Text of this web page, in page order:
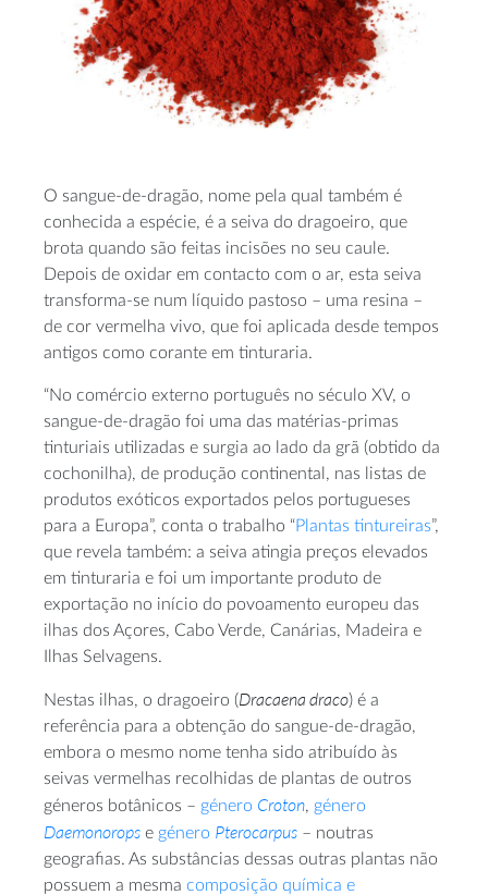
O sangue-de-dragão, nome pela qual também é
conhecida a espécie, é a seiva do dragoeiro, que
brota quando são feitas incisões no seu caule.
Depois de oxidar em contacto com o ar, esta seiva
transforma-se num líquido pastoso – uma resina –
de cor vermelha vivo, que foi aplicada desde tempos
antigos como corante em tinturaria.
“No comércio externo português no século XV, o
sangue-de-dragão foi uma das matérias-primas
tinturiais utilizadas e surgia ao lado da grã (obtido da
cochonilha), de produção continental, nas listas de
produtos exóticos exportados pelos portugueses
para a Europa”, conta o trabalho “Plantas tintureiras”,
que revela também: a seiva atingia preços elevados
em tinturaria e foi um importante produto de
exportação no início do povoamento europeu das
ilhas dos Açores, Cabo Verde, Canárias, Madeira e
Ilhas Selvagens.
Nestas ilhas, o dragoeiro (Dracaena draco) é a
referência para a obtenção do sangue-de-dragão,
embora o mesmo nome tenha sido atribuído às
seivas vermelhas recolhidas de plantas de outros
géneros botânicos – género Croton, género
Daemonorops e género Pterocarpus – noutras
geografias. As substâncias dessas outras plantas não
possuem a mesma composição química e